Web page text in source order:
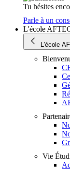
Tu hésites
Parle à un
L'école
L'école
Vie